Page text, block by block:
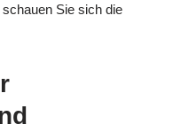
Sie sich die